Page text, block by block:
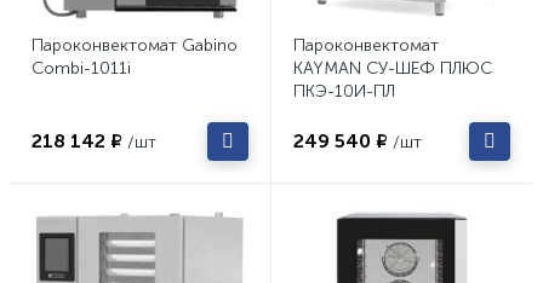
Пароконвектомат Gabino
Combi-1011i
218 142 ₽ /шт
Пароконвектомат
KAYMAN СУ-ШЕФ ПЛЮС
ПКЭ-10И-ПЛ
249 540 ₽ /шт